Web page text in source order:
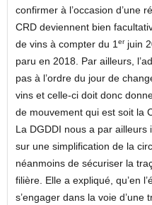
confirmer à l’occasion d’une
CRD deviennent bien
de vins à compter du 1erjuin
paru en 2018. Par ailleurs,
pas à l’ordre du jour de
vins et celle-ci doit donc
de mouvement qui est soit la
La DGDDI nous a par
sur une simplification de la
néanmoins de sécuriser la
filière. Elle a expliqué, qu’en
s’engager dans la voie